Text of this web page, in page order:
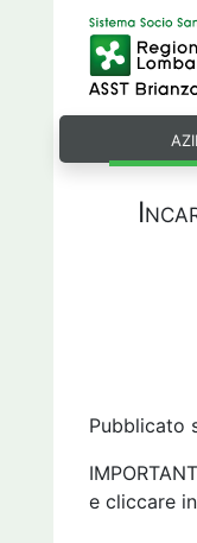
Pubblicato
e cliccare